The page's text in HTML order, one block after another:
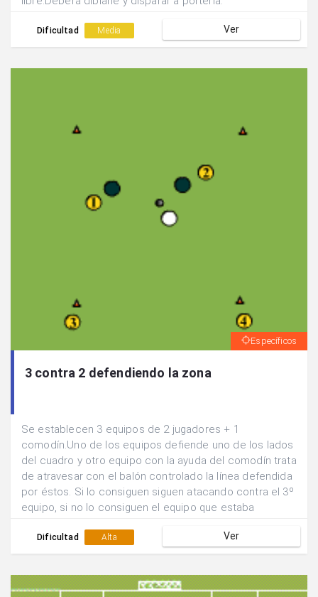
Dificultad Media Ver
Específicos
3 contra 2 defendiendo la zona
Se establecen 3 equipos de 2 jugadores + 1
comodín.Uno de los equipos defiende uno de los lados
del cuadro y otro equipo con la ayuda del comodín trata
de atravesar con el balón controlado la línea defendida
por éstos. Si lo consiguen siguen atacando contra el 3º
equipo, si no lo consiguen el equipo que estaba
Dificultad Alta Ver